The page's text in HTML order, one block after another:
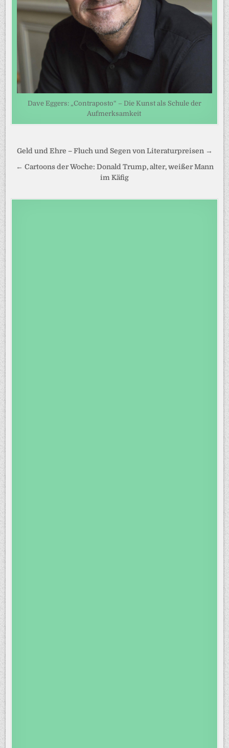
Dave Eggers: „Contraposto“ – Die Kunst als Schule der
Aufmerksamkeit
Beitragsnavigation
Geld und Ehre – Fluch und Segen von Literaturpreisen →
← Cartoons der Woche: Donald Trump, alter, weißer Mann
im Käfig